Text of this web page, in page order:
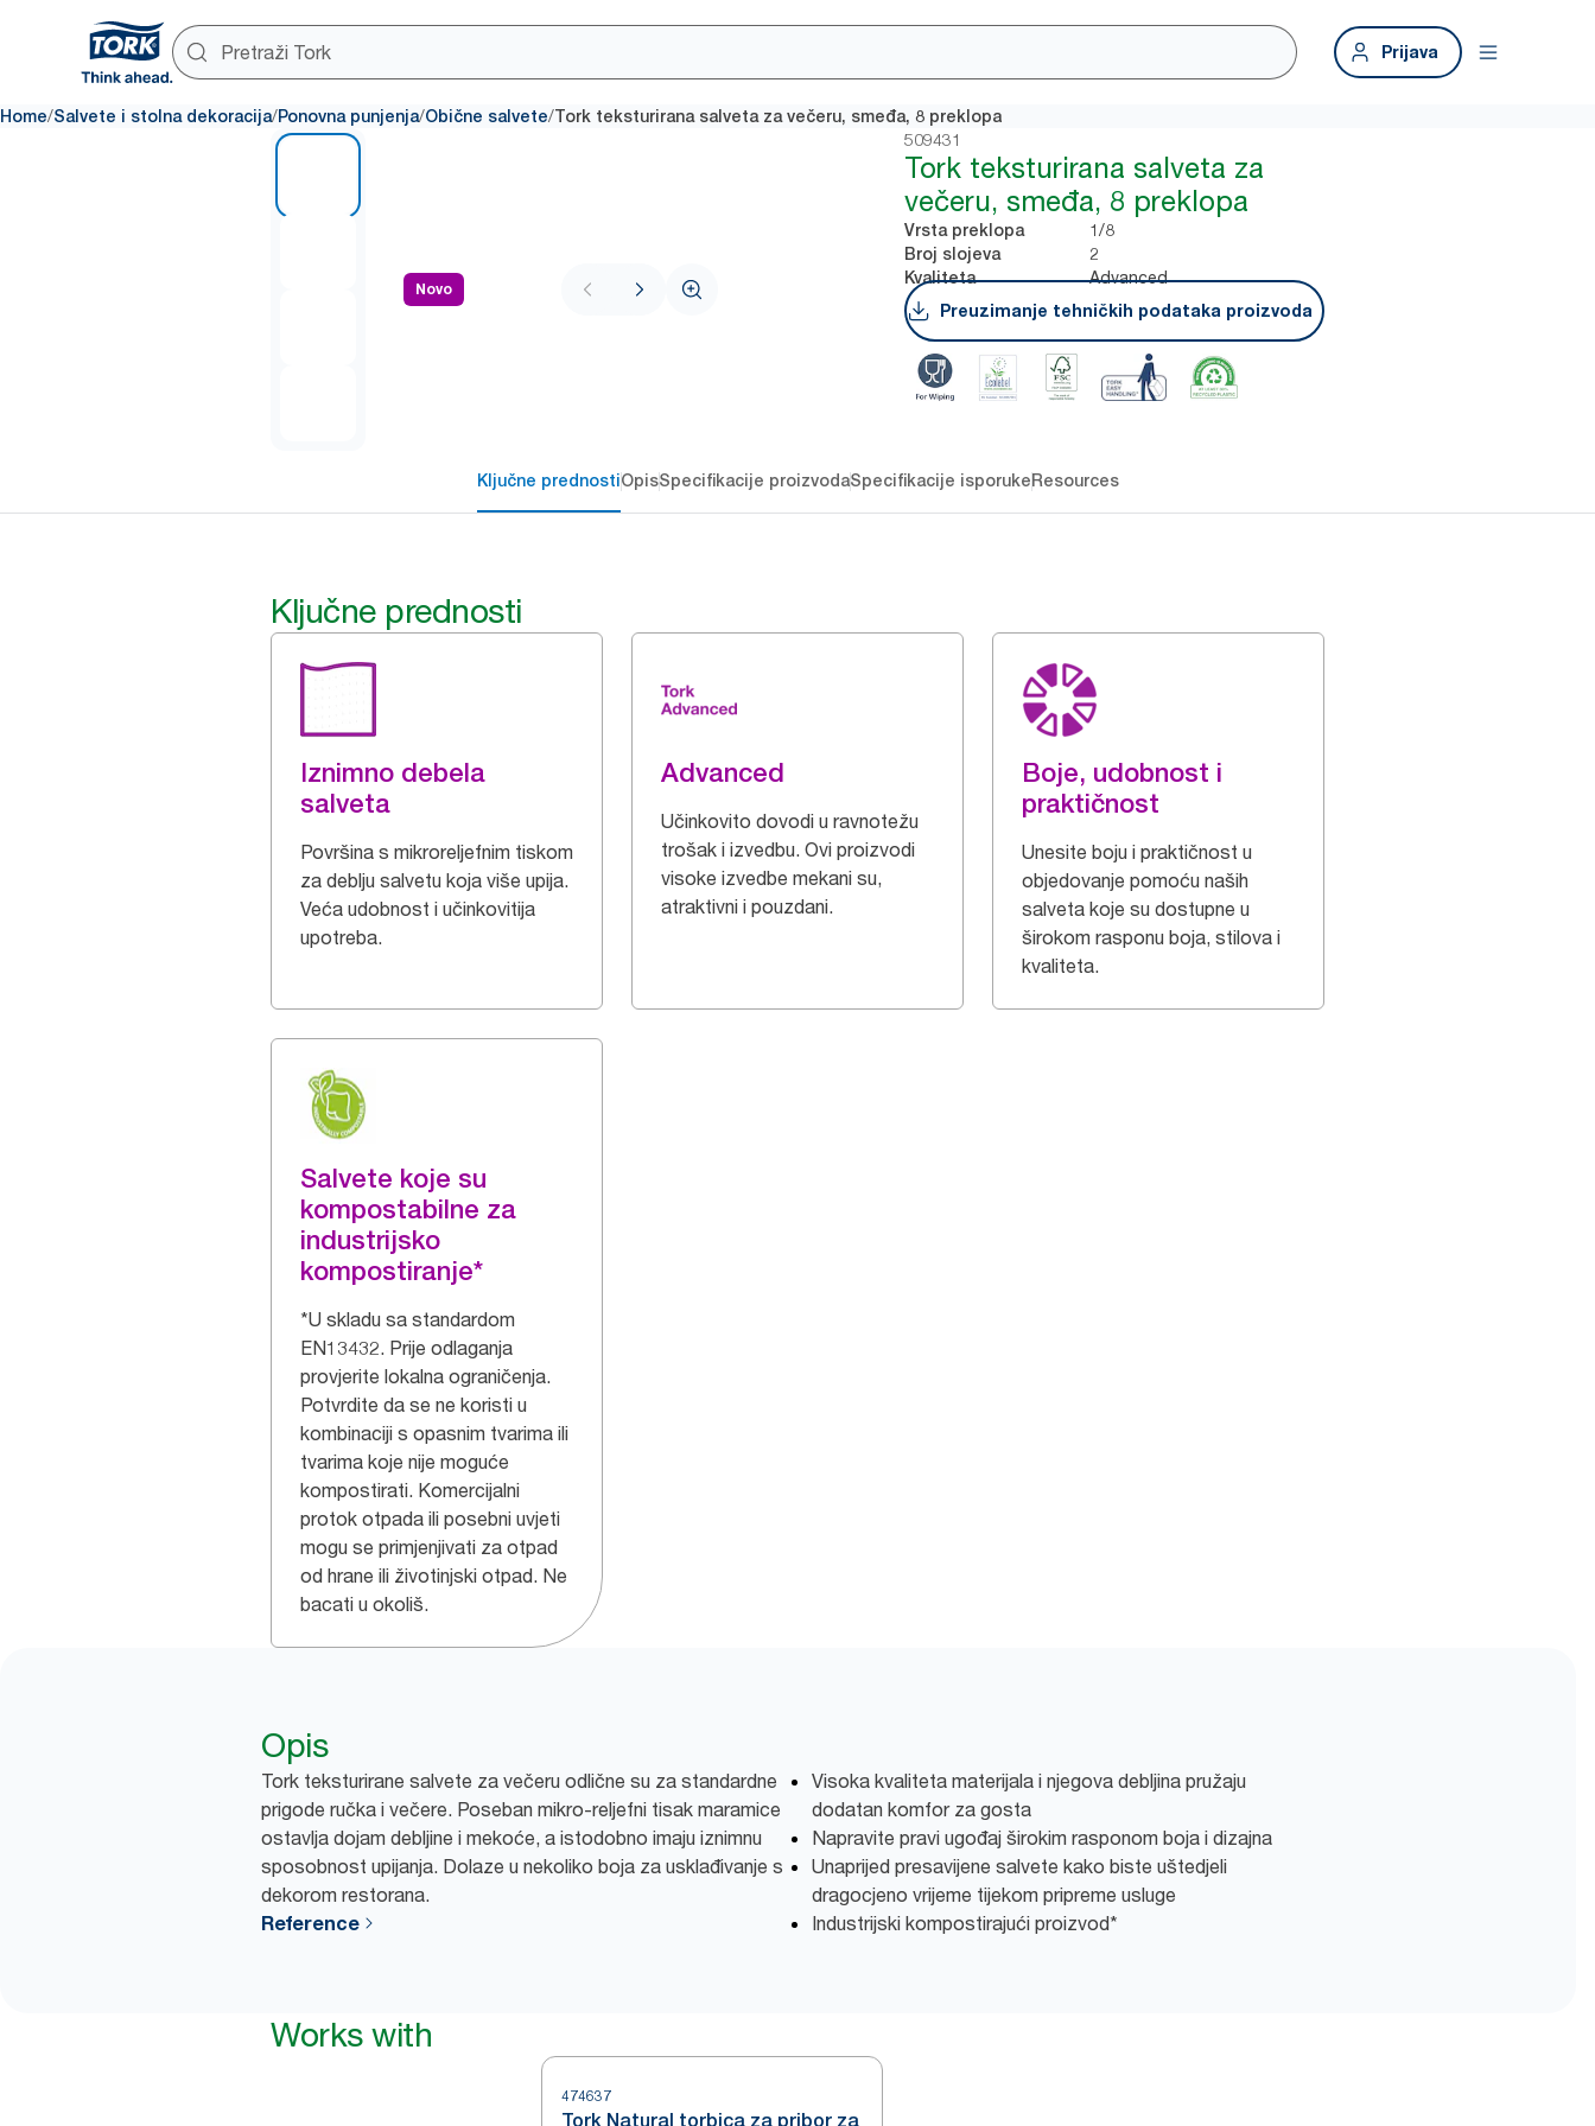
Prijava
Home/Salvete i stolna dekoracija/Ponovna punjenja/Obične salvete/Tork teksturirana salveta za večeru, smeđa, 8 preklopa
Novo
1 of 4
509431
Tork teksturirana salveta za
večeru, smeđa, 8 preklopa
Vrsta preklopa 1/8
Broj slojeva 2
Kvaliteta
Advanced
Preuzimanje tehničkih podataka proizvoda
Ključne prednostiOpisSpecifikacije proizvodaSpecifikacije isporukeResources
Ključne prednosti
Iznimno debela
salveta
Površina s mikroreljefnim tiskom
za deblju salvetu koja više upija.
Veća udobnost i učinkovitija
upotreba.
Advanced
Učinkovito dovodi u ravnotežu
trošak i izvedbu. Ovi proizvodi
visoke izvedbe mekani su,
atraktivni i pouzdani.
Boje, udobnost i
praktičnost
Unesite boju i praktičnost u
objedovanje pomoću naših
salveta koje su dostupne u
širokom rasponu boja, stilova i
kvaliteta.
Salvete koje su
kompostabilne za
industrijsko
kompostiranje*
*U skladu sa standardom
EN13432. Prije odlaganja
provjerite lokalna ograničenja.
Potvrdite da se ne koristi u
kombinaciji s opasnim tvarima ili
tvarima koje nije moguće
kompostirati. Komercijalni
protok otpada ili posebni uvjeti
mogu se primjenjivati za otpad
od hrane ili životinjski otpad. Ne
bacati u okoliš.
Opis
Tork teksturirane salvete za večeru odlične su za standardne
prigode ručka i večere. Poseban mikro-reljefni tisak maramice
ostavlja dojam debljine i mekoće, a istodobno imaju iznimnu
sposobnost upijanja. Dolaze u nekoliko boja za usklađivanje s
dekorom restorana.
Reference
Visoka kvaliteta materijala i njegova debljina pružaju
dodatan komfor za gosta
Napravite pravi ugođaj širokim rasponom boja i dizajna
Unaprijed presavijene salvete kako biste uštedjeli
dragocjeno vrijeme tijekom pripreme usluge
Industrijski kompostirajući proizvod*
Works with
474637
Tork Natural torbica za pribor za